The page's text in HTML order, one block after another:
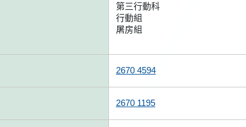
第三行動科
行動組
屠房組
2670 4594
2670 1195